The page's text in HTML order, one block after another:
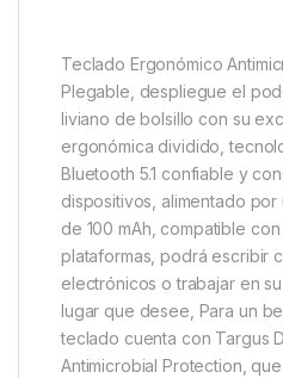
Teclado Ergonómico
Plegable, despliegue el
liviano de bolsillo con su
ergonómica dividido,
Bluetooth 5.1 confiable y
dispositivos, alimentado
de 100 mAh, compatible
plataformas, podrá escribir
electrónicos o trabajar en
lugar que desee, Para un
teclado cuenta con Targus
Antimicrobial Protection,